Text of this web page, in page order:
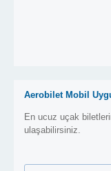
Aerobilet Mobil
En ucuz uçak
ulaşabilirsiniz.